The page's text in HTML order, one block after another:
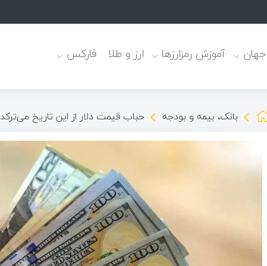
جهان آموزش رمزارزها ارز و طلا فارکس
بانک، بیمه و بودجه حباب قیمت دلار از این تاریخ می‌ترکد